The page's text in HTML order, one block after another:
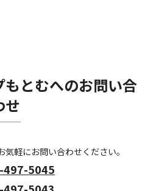
とむへのお問い合
せ
軽にお問い合わせください。
497-5045